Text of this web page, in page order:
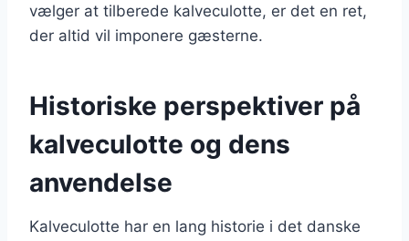
vælger at tilberede kalveculotte, er det en ret,
der altid vil imponere gæsterne.
Historiske perspektiver på
kalveculotte og dens
anvendelse
Kalveculotte har en lang historie i det danske